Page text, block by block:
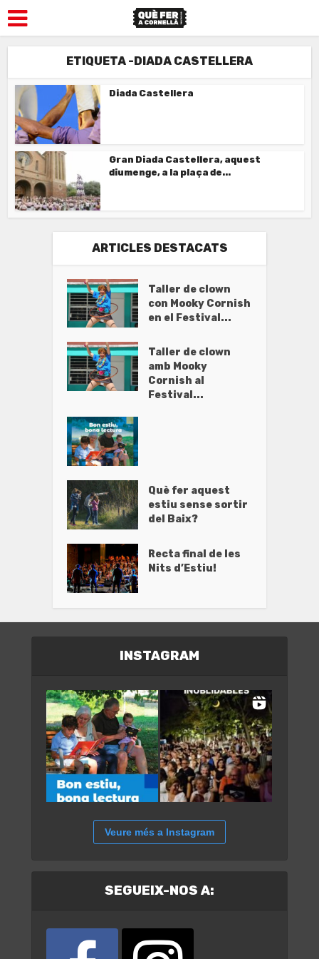
ETIQUETA -DIADA CASTELLERA
Diada Castellera
Gran Diada Castellera, aquest
diumenge, a la plaça de...
ARTICLES DESTACATS
Taller de clown
con Mooky Cornish
en el Festival...
Taller de clown
amb Mooky
Cornish al
Festival...
Què fer aquest
estiu sense sortir
del Baix?
Recta final de les
Nits d’Estiu!
INSTAGRAM
Veure més a Instagram
SEGUEIX-NOS A: